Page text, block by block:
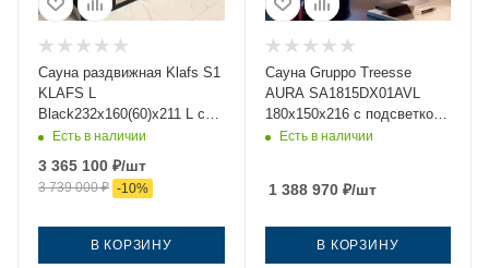
Сауна раздвижная Klafs S1
KLAFS L
Black232х160(60)х211 L с
прозрачным стеклом,
чёрный матовый
Есть в наличии
3 365 100 ₽/шт
3 739 000₽ -10%
В КОРЗИНУ
Сауна Gruppo Treesse
AURA SA1815DX01AVL
180х150х216 с подсветкой
дверь стекло/дерево
Есть в наличии
1 388 970₽/шт
В КОРЗИНУ